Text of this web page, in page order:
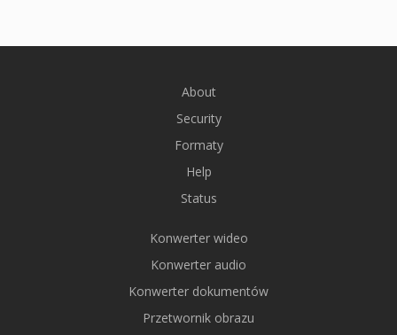
About
Security
Formaty
Help
Status
Konwerter wideo
Konwerter audio
Konwerter dokumentów
Przetwornik obrazu